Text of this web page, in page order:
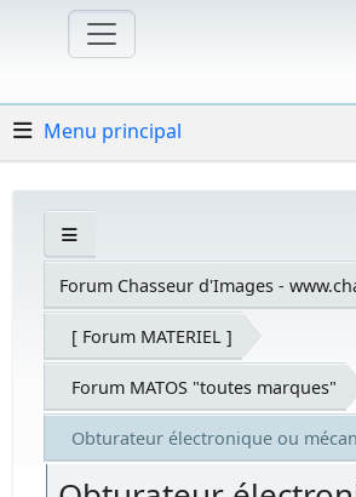
Menu principal
Forum Chasseur d'Images -
[ Forum MATERIEL ]
Forum MATOS "toutes marques"
Obturateur électronique ou